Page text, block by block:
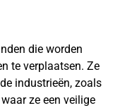
die worden
te verplaatsen. Ze
industrieën, zoals
ze een veilige